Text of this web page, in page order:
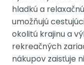
hladkú a
umožňujú
okolitú krajinu a
rekreačných
nákupov zaisťuje